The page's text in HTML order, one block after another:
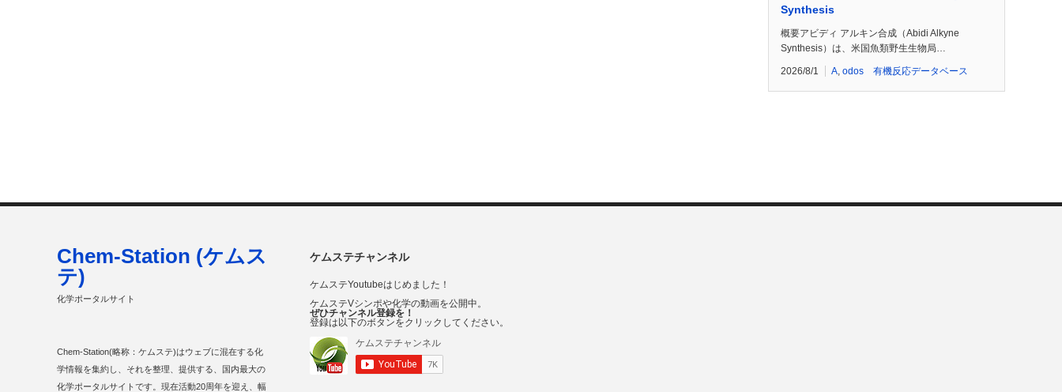
Synthesis
概要アビディ アルキン合成（Abidi Alkyne
Synthesis）は、米国魚類野生生物局…
2026/8/1 A, odos 有機反応データベース
ケムステチャンネル
ケムステYoutubeはじめました！
ケムステVシンポや化学の動画を公開中。
ぜひチャンネル登録を！
登録は以下のボタンをクリックしてください。
Chem-Station (ケムス
テ)
化学ポータルサイト
Chem-Station(略称：ケムステ)はウェブに混在する化
学情報を集約し、それを整理、提供する、国内最大の
化学ポータルサイトです。現在活動20周年を迎え、幅